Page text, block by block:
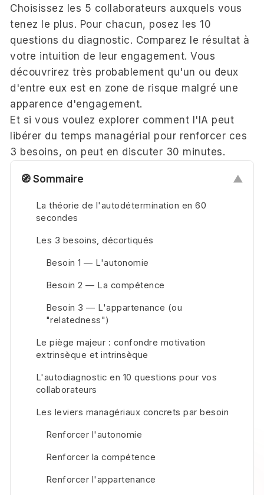
Choisissez les 5 collaborateurs auxquels vous
tenez le plus. Pour chacun, posez les 10
questions du diagnostic. Comparez le résultat à
votre intuition de leur engagement. Vous
découvrirez très probablement qu'un ou deux
d'entre eux est en zone de risque malgré une
apparence d'engagement.
Et si vous voulez explorer comment l'IA peut
libérer du temps managérial pour renforcer ces
3 besoins, on peut en discuter 30 minutes.
🧭 Sommaire ▲
La théorie de l'autodétermination en 60
secondes
Les 3 besoins, décortiqués
Besoin 1 — L'autonomie
Besoin 2 — La compétence
Besoin 3 — L'appartenance (ou
"relatedness")
Le piège majeur : confondre motivation
extrinsèque et intrinsèque
L'autodiagnostic en 10 questions pour vos
collaborateurs
Les leviers managériaux concrets par besoin
Renforcer l'autonomie
Renforcer la compétence
Renforcer l'appartenance